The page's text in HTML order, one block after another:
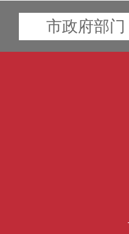
市政府部门